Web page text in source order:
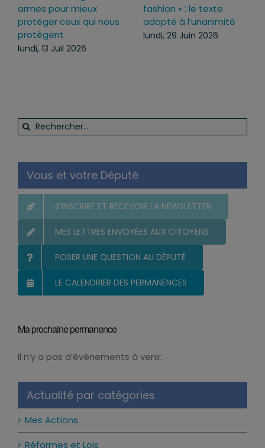
nous
fashion » : le texte
adopté à l’unanimité
lundi, 29 Juin 2026
pourquoi j’ai voté
ce texte
mercredi, 22 Juil 2026
Rechercher:
Vous et votre Député
S’INSCRIRE ET RECEVOIR LA NEWSLETTER
MES LETTRES ENVOYÉES AUX CITOYENS
POSER UNE QUESTION AU DÉPUTÉ
LE CALENDRIER DES PERMANENCES
Ma prochaine permanence
Il n’y a pas d’évènements à venir.
Actualité par catégories
Mes Actions